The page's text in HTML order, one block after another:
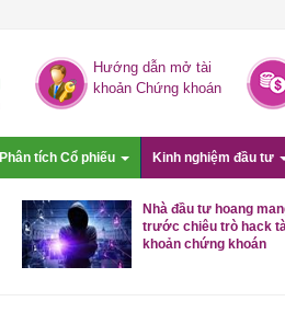
Hướng dẫn mở tài
khoản Chứng khoán
Phân tích Cổ phiếu Kinh nghiệm đầu tư
Nhà đầu tư hoang
trước chiêu trò hack
khoản chứng khoán